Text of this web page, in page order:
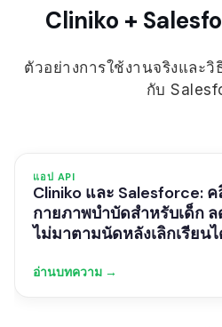
Cliniko +
ตัวอย่างการใช้งานจริงและ
กับ
แอป API
Cliniko และ Salesforce:
กายภาพบำบัดสำหรับเด็ก
ไม่มาตามนัดหลังเลิกเรียน
อ่านบทความ →